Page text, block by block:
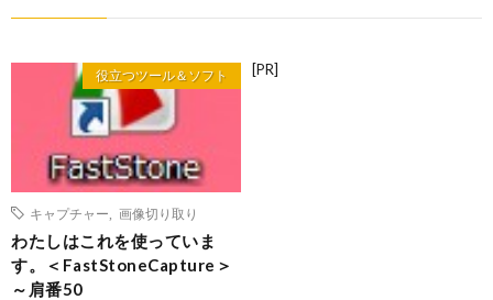
役立つツール＆ソフト
キャプチャー 画像切り取り
わたしはこれを使っていま
す。＜FastStoneCapture＞
～肩番50
[PR]